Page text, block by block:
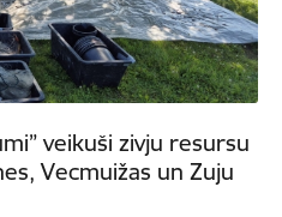
veikuši zivju resursu
Vecmuižas un Zuju